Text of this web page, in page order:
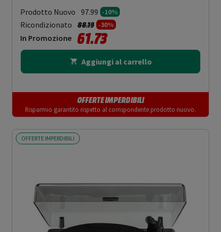
Prodotto Nuovo 97.99 -10%
Ricondizionato Prezzo ridotto da
88.19a-30%
In Promozione 61.73
Aggiungi al carrello
OFFERTE IMPERDIBILI
Risparmio garantito rispetto al corrispondente prodotto nuovo.
OFFERTE IMPERDIBILI